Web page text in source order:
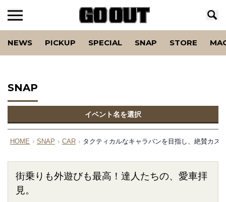
NEWS PICKUP SPECIAL SNAP STORE
SNAP
イベント名を選択
HOME › SNAP › CAR › タクティカルなキャラバンを目指し、絶賛カス
街乗りも外遊びも最高！達人たちの、愛車拝
見。